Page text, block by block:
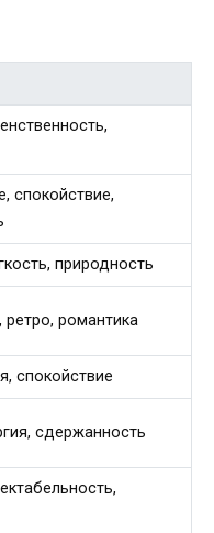
спокойствие,
природность
ретро, романтика
спокойствие
сдержанность